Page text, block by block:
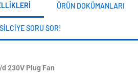
ÜRÜN DOKÜMANLARI
SORU SOR!
230V Plug Fan